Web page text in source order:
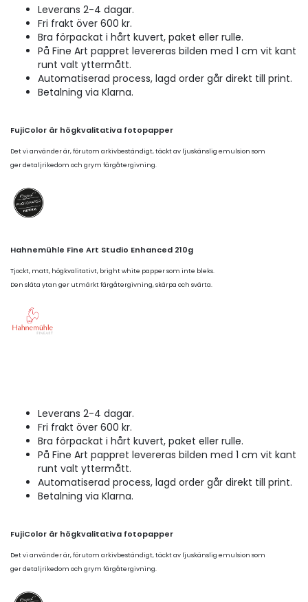
Leverans 2-4 dagar.
Fri frakt över 600 kr.
Bra förpackat i hårt kuvert, paket eller rulle.
På Fine Art pappret levereras bilden med 1 cm vit kant
runt valt yttermått.
Automatiserad process, lagd order går direkt till print.
Betalning via Klarna.
FujiColor är högkvalitativa fotopapper
Det vi använder är, förutom arkivbeständigt, täckt av ljuskänslig emulsion som
ger detaljrikedom och grym färgåtergivning.
Hahnemühle Fine Art Studio Enhanced 210g
Tjockt, matt, högkvalitativt, bright white papper som inte bleks.
Den släta ytan ger utmärkt färgåtergivning, skärpa och svärta.
Leverans 2-4 dagar.
Fri frakt över 600 kr.
Bra förpackat i hårt kuvert, paket eller rulle.
På Fine Art pappret levereras bilden med 1 cm vit kant
runt valt yttermått.
Automatiserad process, lagd order går direkt till print.
Betalning via Klarna.
FujiColor är högkvalitativa fotopapper
Det vi använder är, förutom arkivbeständigt, täckt av ljuskänslig emulsion som
ger detaljrikedom och grym färgåtergivning.